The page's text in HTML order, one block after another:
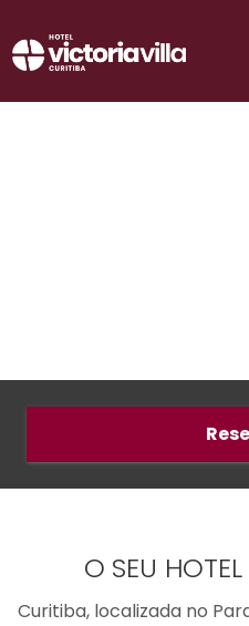
O SEU
Curitiba, localizada no